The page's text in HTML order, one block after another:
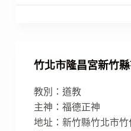
竹北市隆昌宮新竹
教別：道教
主神：福德正神
地址：新竹縣竹北市